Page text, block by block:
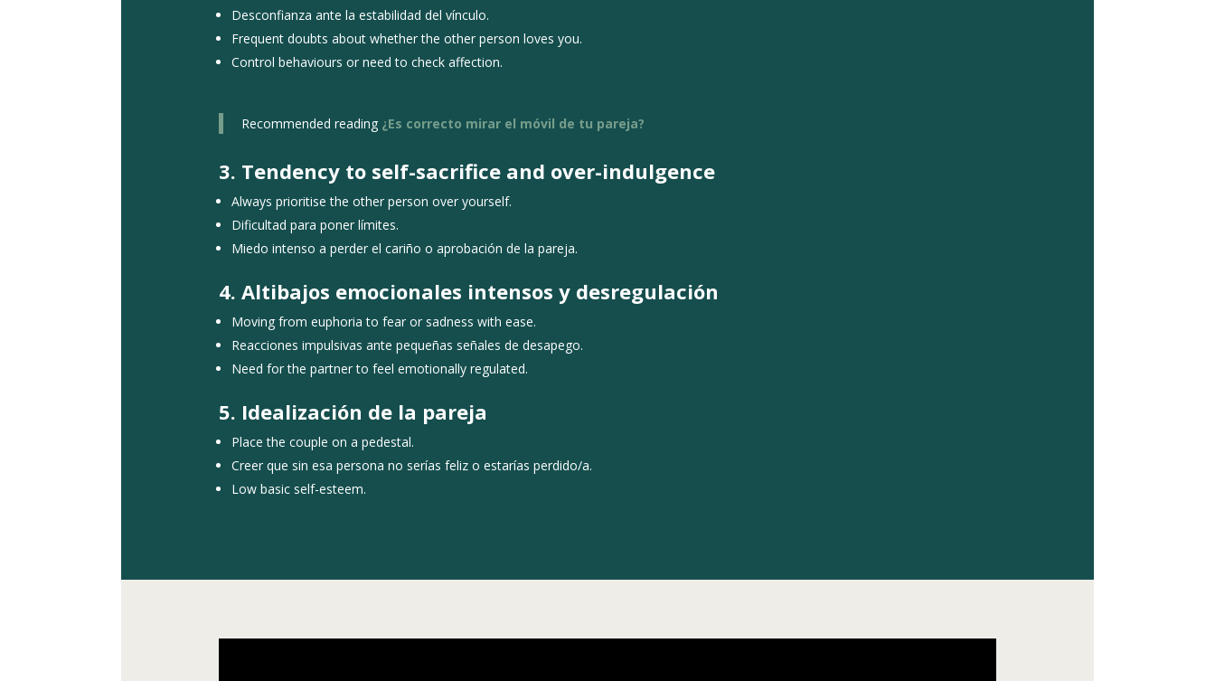
Desconfianza ante la estabilidad del vínculo.
Frequent doubts about whether the other person loves you.
Control behaviours or need to check affection.
Recommended reading¿Es correcto mirar el móvil de tu pareja?
3. Tendency to self-sacrifice and over-indulgence
Always prioritise the other person over yourself.
Dificultad para poner límites.
Miedo intenso a perder el cariño o aprobación de la pareja.
4. Altibajos emocionales intensos y desregulación
Moving from euphoria to fear or sadness with ease.
Reacciones impulsivas ante pequeñas señales de desapego.
Need for the partner to feel emotionally regulated.
5. Idealización de la pareja
Place the couple on a pedestal.
Creer que sin esa persona no serías feliz o estarías perdido/a.
Low basic self-esteem.